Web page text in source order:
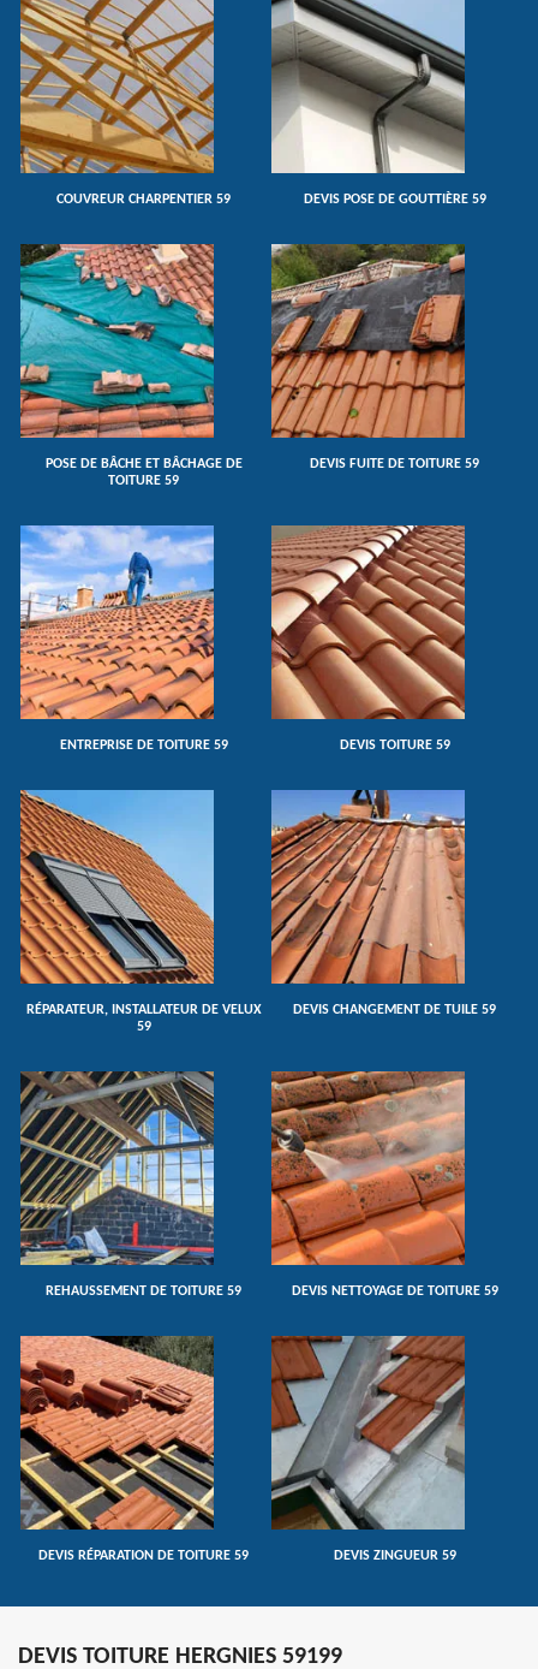
COUVREUR CHARPENTIER 59 DEVIS POSE DE GOUTTIÈRE 59
POSE DE BÂCHE ET BÂCHAGE DE
TOITURE 59
DEVIS FUITE DE TOITURE 59
ENTREPRISE DE TOITURE 59 DEVIS TOITURE 59
RÉPARATEUR, INSTALLATEUR DE VELUX
59
DEVIS CHANGEMENT DE TUILE 59
REHAUSSEMENT DE TOITURE 59 DEVIS NETTOYAGE DE TOITURE 59
DEVIS RÉPARATION DE TOITURE 59 DEVIS ZINGUEUR 59
DEVIS TOITURE HERGNIES 59199